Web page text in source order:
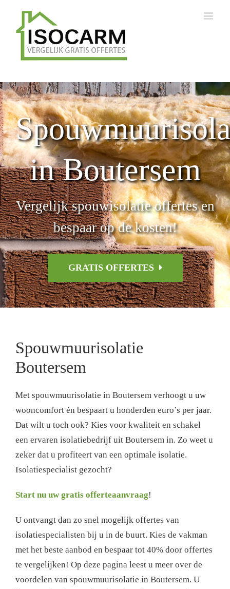
in Boutersem
Vergelijk spouwisolatie offertes en
bespaar op de kosten!
GRATIS OFFERTES
Spouwmuurisolatie
Boutersem
Met spouwmuurisolatie in Boutersem verhoogt u uw
wooncomfort én bespaart u honderden euro’s per jaar.
Dat wilt u toch ook? Kies voor kwaliteit en schakel
een ervaren isolatiebedrijf uit Boutersem in. Zo weet u
zeker dat u profiteert van een optimale isolatie.
Isolatiespecialist gezocht?
Start nu uw gratis offerteaanvraag!
U ontvangt dan zo snel mogelijk offertes van
isolatiespecialisten bij u in de buurt. Kies de vakman
met het beste aanbod en bespaar tot 40% door offertes
te vergelijken! Op deze pagina leest u meer over de
voordelen van spouwmuurisolatie in Boutersem. U